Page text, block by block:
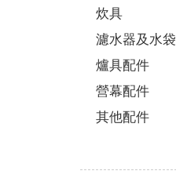
炊具
濾水器及水袋
爐具配件
營幕配件
其他配件